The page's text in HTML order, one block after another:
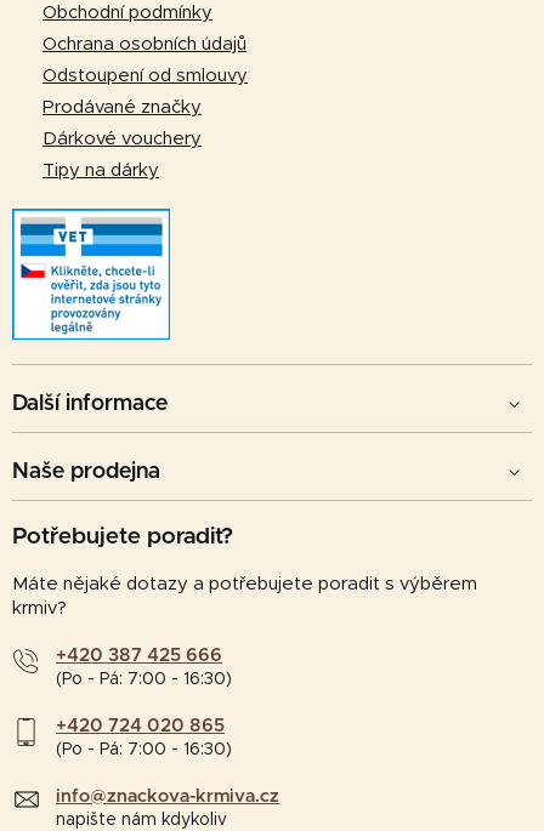
Obchodní podmínky
Ochrana osobních údajů
Odstoupení od smlouvy
Prodávané značky
Dárkové vouchery
Tipy na dárky
Další informace
Naše prodejna
Potřebujete poradit?
Máte nějaké dotazy a potřebujete poradit s výběrem
krmiv?
+420 387 425 666
(Po - Pá: 7:00 - 16:30)
+420 724 020 865
(Po - Pá: 7:00 - 16:30)
info@znackova-krmiva.cz
napište nám kdykoliv